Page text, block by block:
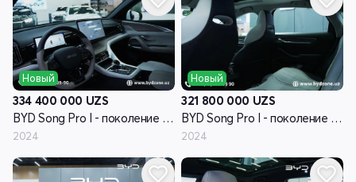
Новый
334 400 000 UZS
BYD Song Pro I - поколение рестайлинг
2024
Новый
321 800 000 UZS
BYD Song Pro I - поколение рестайлинг
2024